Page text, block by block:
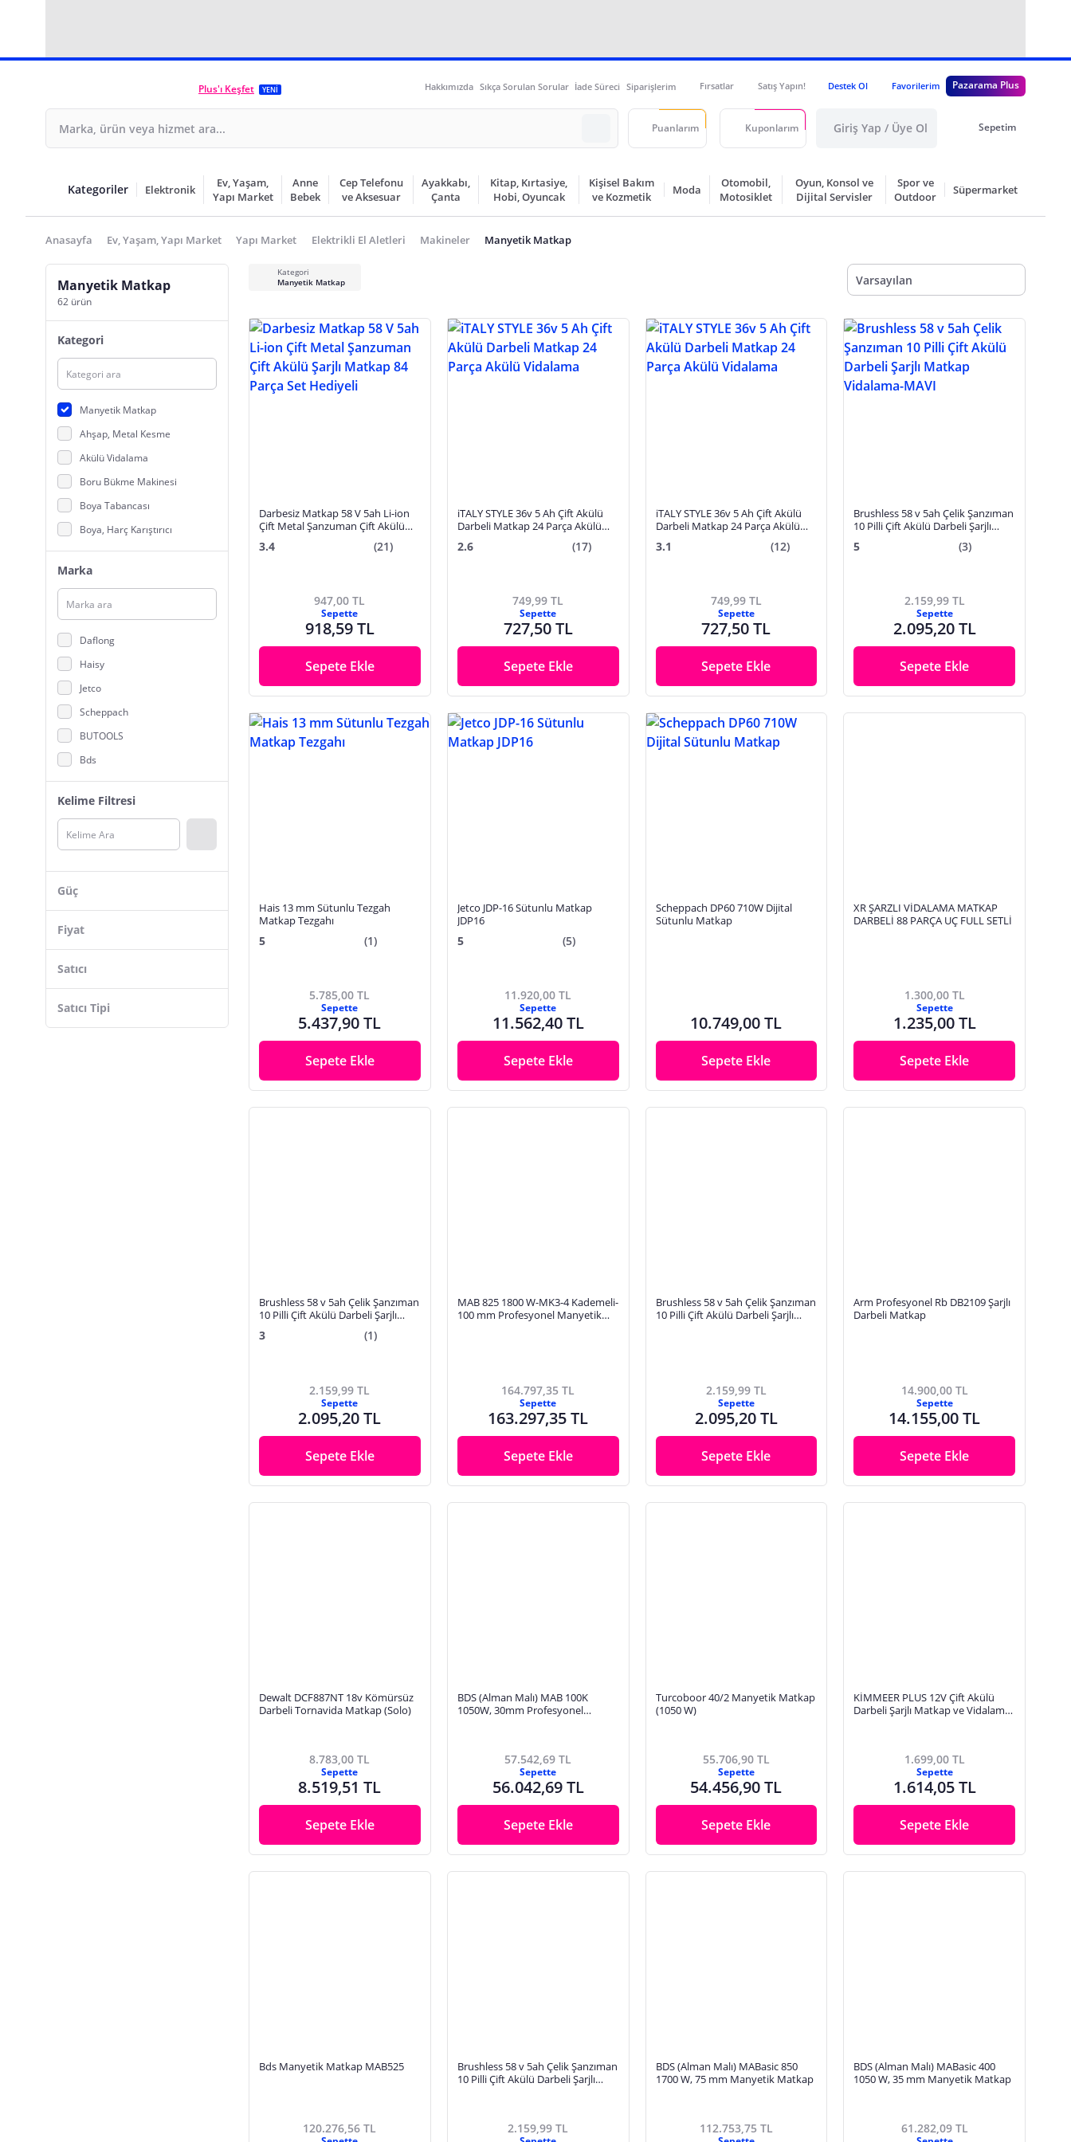
Plus'ı Keşfet YENİ Hakkımızda Sıkça Sorulan Sorular İade Süreci Siparişlerim Fırsatlar Satış Yapın! Destek Ol Favorilerim Pazarama Plus
Puanlarım Kuponlarım Giriş Yap / Üye Ol Sepetim
Kategoriler Elektronik
Ev, Yaşam,
Yapı Market
Anne
Bebek
Cep Telefonu
ve Aksesuar
Ayakkabı,
Çanta
Kitap, Kırtasiye,
Hobi, Oyuncak
Kişisel Bakım
ve Kozmetik
Moda
Otomobil,
Motosiklet
Oyun, Konsol ve
Dijital Servisler
Spor ve
Outdoor
Süpermarket
Anasayfa Ev, Yaşam, Yapı Market Yapı Market Elektrikli El Aletleri Makineler Manyetik Matkap
Manyetik Matkap
62 ürün
Kategori
Manyetik Matkap
Ahşap, Metal Kesme
Akülü Vidalama
Boru Bükme Makinesi
Boya Tabancası
Boya, Harç Karıştırıcı
Daire Testere
Dekupaj Testere
Elektrikli Tornavida
Hava Kompresörü
Hobi, Gravür Makinesi
Kanal Açma Makinesi
Karot Makinesi
Pafta Makinesi
Paketleme ve Ambalaj Makineleri
Polisaj Makinesi
Pürmüz, Sıcak Hava Tabancaları
Seramik Kesme Makinesi
Somun Sıkma Makinesi
Marka
Daflong
Haisy
Jetco
Scheppach
BUTOOLS
Bds
ALWAYSSPEED
Dewalt
Turcoboor
ShunDa
B & S
MZP
Kelime Filtresi
Güç
Fiyat
Satıcı
Satıcı Tipi
Kategori
Manyetik Matkap
Varsayılan
Darbesiz Matkap 58 V 5ah Li-ion
Çift Metal Şanzuman Çift Akülü
Hediyeli
3.4 (21)
947,00 TL
Sepette
918,59 TL
Sepete Ekle
iTALY STYLE 36v 5 Ah Çift Akülü
Darbeli Matkap 24 Parça Akülü
2.6 (17)
749,99 TL
Sepette
727,50 TL
Sepete Ekle
iTALY STYLE 36v 5 Ah Çift Akülü
Darbeli Matkap 24 Parça Akülü
3.1 (12)
749,99 TL
Sepette
727,50 TL
Sepete Ekle
Brushless 58 v 5ah Çelik Şanzıman
10 Pilli Çift Akülü Darbeli Şarjlı
5 (3)
2.159,99 TL
Sepette
2.095,20 TL
Sepete Ekle
Hais 13 mm Sütunlu Tezgah
Matkap Tezgahı
5 (1)
5.785,00 TL
Sepette
5.437,90 TL
Sepete Ekle
Jetco JDP-16 Sütunlu Matkap
JDP16
5 (5)
11.920,00 TL
Sepette
11.562,40 TL
Sepete Ekle
Scheppach DP60 710W Dijital
Sütunlu Matkap
10.749,00 TL
Sepete Ekle
XR ŞARZLI VİDALAMA MATKAP
DARBELİ 88 PARÇA UÇ FULL SETLİ
1.300,00 TL
Sepette
1.235,00 TL
Sepete Ekle
Brushless 58 v 5ah Çelik Şanzıman
10 Pilli Çift Akülü Darbeli Şarjlı
3 (1)
2.159,99 TL
Sepette
2.095,20 TL
Sepete Ekle
MAB 825 1800 W-MK3-4 Kademeli-
100 mm Profesyonel Manyetik
164.797,35 TL
Sepette
163.297,35 TL
Sepete Ekle
Brushless 58 v 5ah Çelik Şanzıman
10 Pilli Çift Akülü Darbeli Şarjlı
2.159,99 TL
Sepette
2.095,20 TL
Sepete Ekle
Arm Profesyonel Rb DB2109 Şarjlı
Darbeli Matkap
14.900,00 TL
Sepette
14.155,00 TL
Sepete Ekle
Dewalt DCF887NT 18v Kömürsüz
Darbeli Tornavida Matkap (Solo)
8.783,00 TL
Sepette
8.519,51 TL
Sepete Ekle
BDS (Alman Malı) MAB 100K
1050W, 30mm Profesyonel
57.542,69 TL
Sepette
56.042,69 TL
Sepete Ekle
Turcoboor 40/2 Manyetik Matkap
(1050 W)
55.706,90 TL
Sepette
54.456,90 TL
Sepete Ekle
KİMMEER PLUS 12V Çift Akülü
Darbeli Şarjlı Matkap ve Vidalama
1.699,00 TL
Sepette
1.614,05 TL
Sepete Ekle
Bds Manyetik Matkap MAB525
120.276,56 TL
Brushless 58 v 5ah Çelik Şanzıman
10 Pilli Çift Akülü Darbeli Şarjlı
2.159,99 TL
BDS (Alman Malı) MABasic 850
1700 W, 75 mm Manyetik Matkap
112.753,75 TL
BDS (Alman Malı) MABasic 400
1050 W, 35 mm Manyetik Matkap
61.282,09 TL